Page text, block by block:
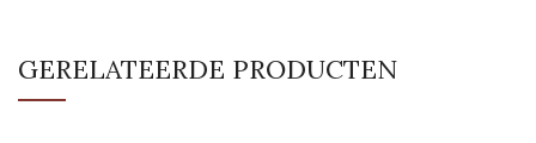
GERELATEERDE PRODUCTEN